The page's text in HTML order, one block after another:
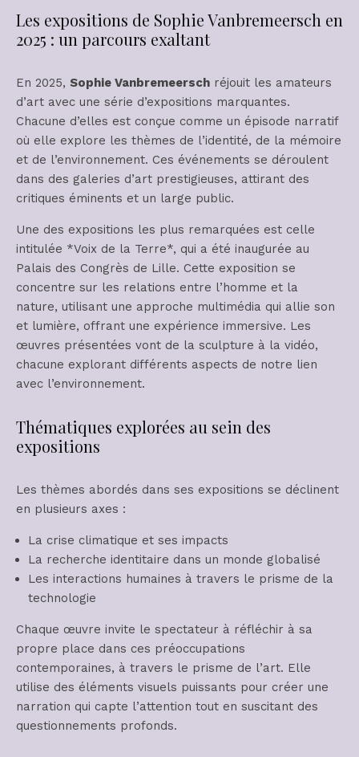
Les expositions de Sophie Vanbremeersch en
2025 : un parcours exaltant
En 2025, Sophie Vanbremeersch réjouit les amateurs
d’art avec une série d’expositions marquantes.
Chacune d’elles est conçue comme un épisode narratif
où elle explore les thèmes de l’identité, de la mémoire
et de l’environnement. Ces événements se déroulent
dans des galeries d’art prestigieuses, attirant des
critiques éminents et un large public.
Une des expositions les plus remarquées est celle
intitulée *Voix de la Terre*, qui a été inaugurée au
Palais des Congrès de Lille. Cette exposition se
concentre sur les relations entre l’homme et la
nature, utilisant une approche multimédia qui allie son
et lumière, offrant une expérience immersive. Les
œuvres présentées vont de la sculpture à la vidéo,
chacune explorant différents aspects de notre lien
avec l’environnement.
Thématiques explorées au sein des
expositions
Les thèmes abordés dans ses expositions se déclinent
en plusieurs axes :
La crise climatique et ses impacts
La recherche identitaire dans un monde globalisé
Les interactions humaines à travers le prisme de la
technologie
Chaque œuvre invite le spectateur à réfléchir à sa
propre place dans ces préoccupations
contemporaines, à travers le prisme de l’art. Elle
utilise des éléments visuels puissants pour créer une
narration qui capte l’attention tout en suscitant des
questionnements profonds.